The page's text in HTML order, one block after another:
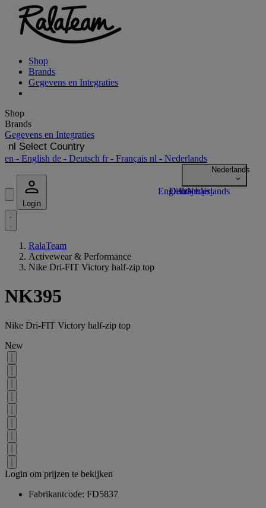
Shop
Brands
Gegevens en Integraties
Shop
Brands
Gegevens en Integraties
nl Select Country
en - English de - Deutsch fr- Français nl - Nederlands
Login
RalaTeam
Activewear & Performance
Nike Dri-FIT Victory half-zip top
NK395
Nike Dri-FIT Victory half-zip top
New
Login om prijzen te bekijken
Fabrikantcode: FD5837